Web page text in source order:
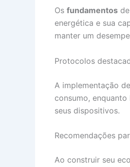
Os fundamentos
energética e sua
manter um
Protocolos
A implementação de
consumo, enquanto
seus dispositivos.
Recomendações
Ao construir seu